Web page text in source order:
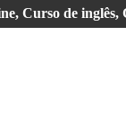
Curso de